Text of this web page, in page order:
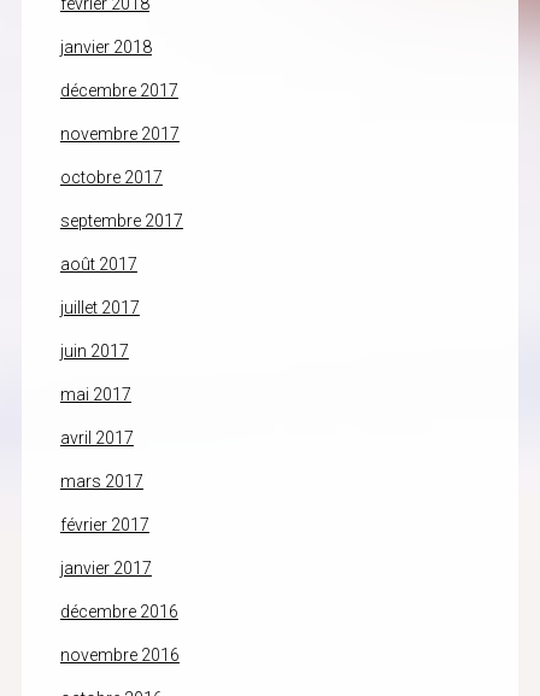
février 2018
janvier 2018
décembre 2017
novembre 2017
octobre 2017
septembre 2017
août 2017
juillet 2017
juin 2017
mai 2017
avril 2017
mars 2017
février 2017
janvier 2017
décembre 2016
novembre 2016